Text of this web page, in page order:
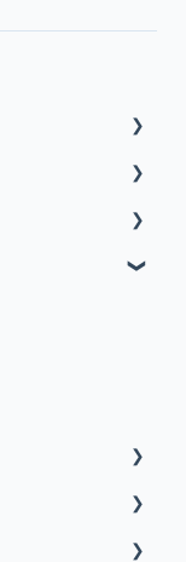
Paciente
de Relatórios